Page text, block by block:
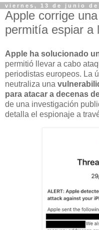
viernes, 13 de junio de
Apple corrige
permitía espiar a
Apple ha solucionado
permitió llevar a cabo
periodistas europeos. La
neutraliza una
para atacar a decenas
de una investigación
detalla el espionaje a